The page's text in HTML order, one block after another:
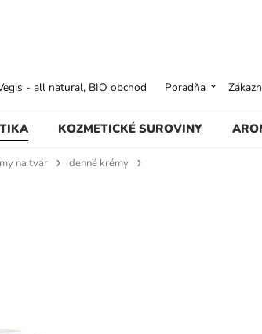
KOZMETICKÉ SUROVINY
- all natural, BIO obchod Poradňa
na tvár denné krémy